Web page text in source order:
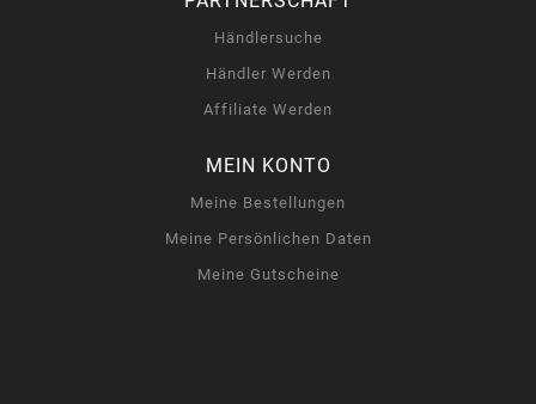
Händlersuche
Händler Werden
Affiliate Werden
MEIN KONTO
Meine Bestellungen
Meine Persönlichen Daten
Meine Gutscheine